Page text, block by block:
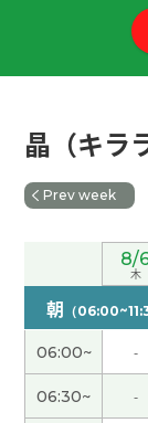
让孩子吃。
昨天谢谢您
晶老师，谢
多国家的人
助。为了退
我想继续
谢谢你的关
谢谢老师。
下次见！
晶（キラ
Prev week
8/
木
朝 （
06:00~ -
06:30~ -